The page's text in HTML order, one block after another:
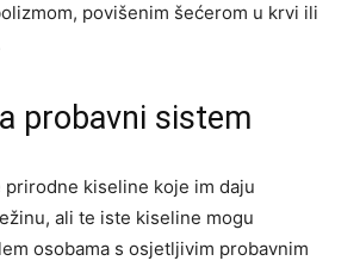
povišenim šećerom u krvi ili
probavni sistem
prirodne kiseline koje im daju
ali te iste kiseline mogu
osobama s osjetljivim probavnim